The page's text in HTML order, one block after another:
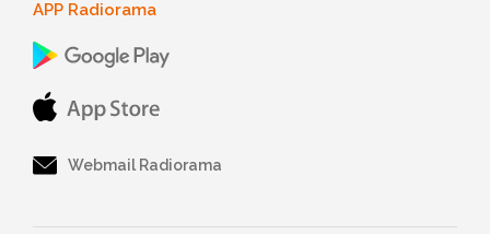
APP Radiorama
Webmail Radiorama